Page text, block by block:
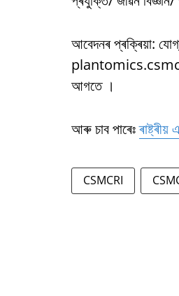
আবেদনৰ প্ৰক্ৰিয়া:
আগতে ।
আৰু চাব পাৰেঃ
CSMCRI